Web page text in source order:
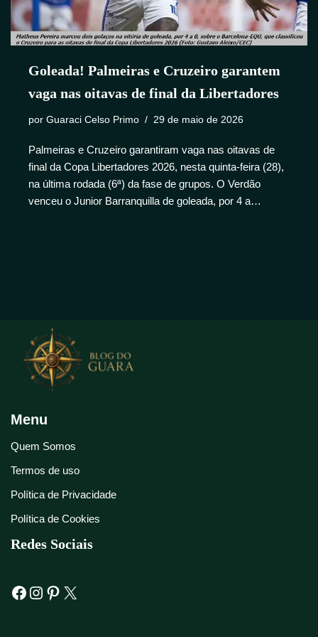
Goleada! Palmeiras e Cruzeiro garantem
vaga nas oitavas de final da Libertadores
por Guaraci Celso Primo 29 de maio de 2026
Palmeiras e Cruzeiro garantiram vaga nas oitavas de
final da Copa Libertadores 2026, nesta quinta-feira (28),
na última rodada (6ª) da fase de grupos. O Verdão
venceu o Junior Barranquilla de goleada, por 4 a…
Menu
Quem Somos
Termos de uso
Política de Privacidade
Política de Cookies
Redes Sociais